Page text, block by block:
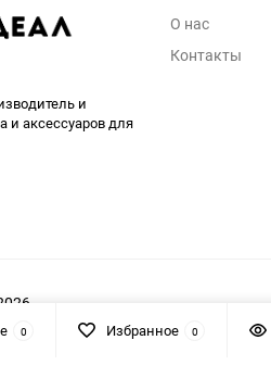
и
и аксессуаров для
О нас
Контакты
0 Избранное 0